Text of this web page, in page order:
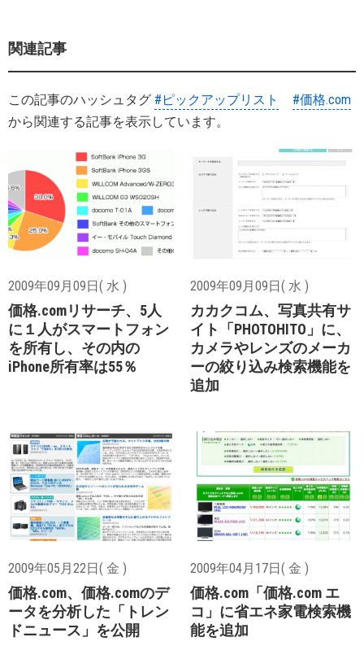
関連記事
この記事のハッシュタグ #ピックアップリスト
#価格.com
から関連する記事を表示しています。
2009年09月09日( 水 )
価格.comリサーチ、5人
に１人がスマートフォン
を所有し、その内の
iPhone所有率は55％
2009年09月09日( 水 )
カカクコム、写真共有サ
イト「PHOTOHITO」に、
カメラやレンズのメーカ
ーの絞り込み検索機能を
追加
2009年05月22日( 金 )
価格.com、価格.comのデ
ータを分析した「トレン
ドニュース」を公開
2009年04月17日( 金 )
価格.com「価格.com エ
コ」に省エネ家電検索機
能を追加